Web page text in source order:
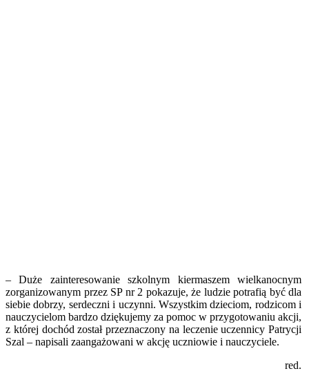
– Duże zainteresowanie szkolnym kiermaszem wielkanocnym
zorganizowanym przez SP nr 2 pokazuje, że ludzie potrafią być dla
siebie dobrzy, serdeczni i uczynni. Wszystkim dzieciom, rodzicom i
nauczycielom bardzo dziękujemy za pomoc w przygotowaniu akcji,
z której dochód został przeznaczony na leczenie uczennicy Patrycji
Szal – napisali zaangażowani w akcję uczniowie i nauczyciele.
red.